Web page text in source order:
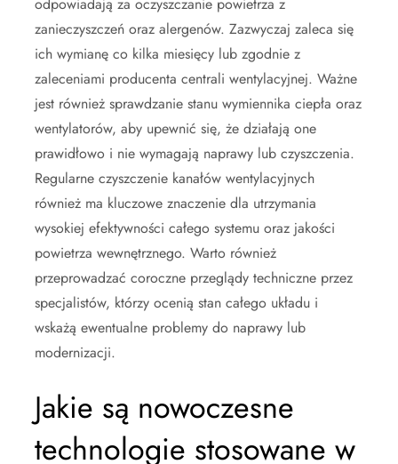
zanieczyszczeń oraz alergenów. Zazwyczaj zaleca się
ich wymianę co kilka miesięcy lub zgodnie z
zaleceniami producenta centrali wentylacyjnej. Ważne
jest również sprawdzanie stanu wymiennika ciepła oraz
wentylatorów, aby upewnić się, że działają one
prawidłowo i nie wymagają naprawy lub czyszczenia.
Regularne czyszczenie kanałów wentylacyjnych
również ma kluczowe znaczenie dla utrzymania
wysokiej efektywności całego systemu oraz jakości
powietrza wewnętrznego. Warto również
przeprowadzać coroczne przeglądy techniczne przez
specjalistów, którzy ocenią stan całego układu i
wskażą ewentualne problemy do naprawy lub
modernizacji.
Jakie są nowoczesne
technologie stosowane w